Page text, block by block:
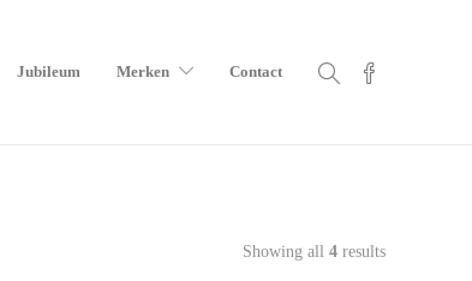
Jubileum Merken Contact
Showing all 4 results